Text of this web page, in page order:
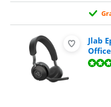
Jlab
Beoordeling is 9,7 van de 10,